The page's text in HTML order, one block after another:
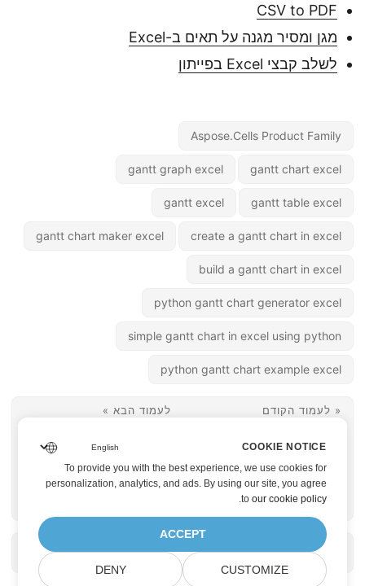
CSV to PDF
מגן ומסיר מגנה על תאים ב-Excel
לשלב קבצי Excel בפייתון
Aspose.Cells Product Family
gantt chart excel
gantt graph excel
gantt table excel
gantt excel
create a gantt chart in excel
gantt chart maker excel
build a gantt chart in excel
python gantt chart generator excel
simple gantt chart in excel using python
python gantt chart example excel
« לעמוד הקודם
האקסל הטובה ביותר
עבור מפתחים
לעמוד הבא »
COOKIE NOTICE
To provide you with the best experience, we use cookies for
personalization, analytics, and ads. By using our site, you agree
to our cookie policy
.
ACCEPT
CUSTOMIZE
DENY